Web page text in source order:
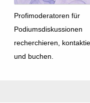
Profimoderatoren für
Podiumsdiskussionen
recherchieren,
und buchen.